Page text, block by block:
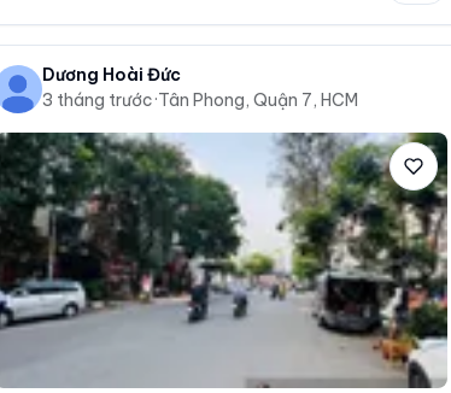
Dương Hoài Đức
3 tháng trước·Tân Phong, Quận 7, HCM